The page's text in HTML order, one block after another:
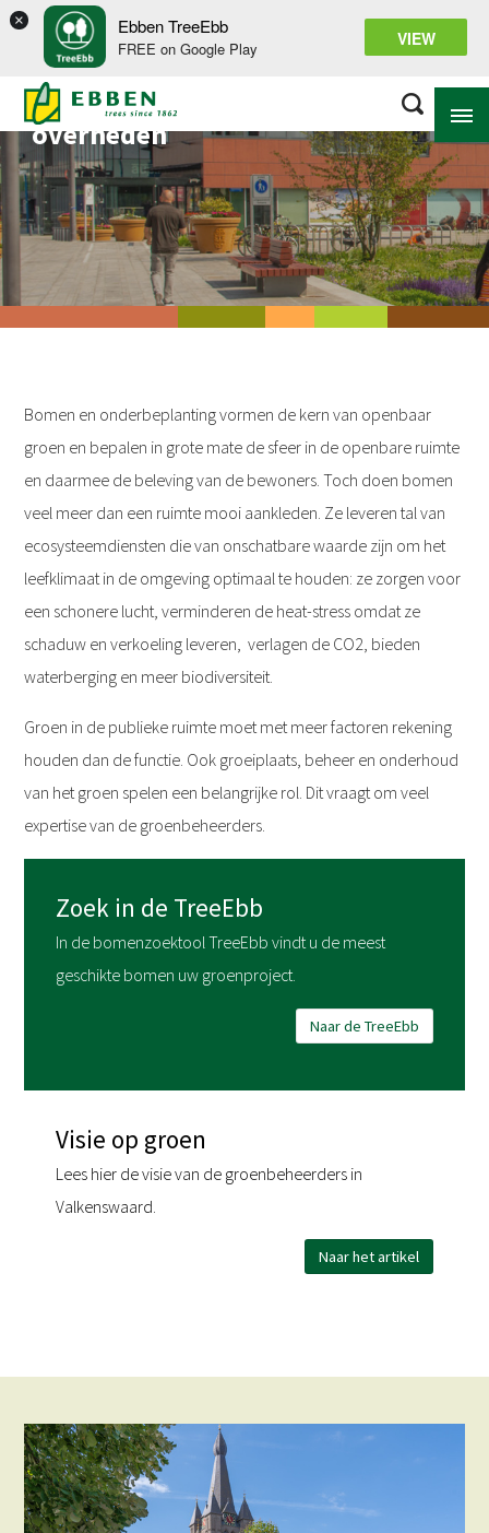
× Ebben TreeEbb
FREE on Google Play VIEW
OVER EBBEN
OPLOSSINGEN
ASSORTIMENT
Oplossingen voor
overheden
Bomen en onderbeplanting vormen de kern van openbaar
groen en bepalen in grote mate de sfeer in de openbare ruimte
en daarmee de beleving van de bewoners. Toch doen bomen
veel meer dan een ruimte mooi aankleden. Ze leveren tal van
ecosysteemdiensten die van onschatbare waarde zijn om het
leefklimaat in de omgeving optimaal te houden: ze zorgen voor
een schonere lucht, verminderen de heat-stress omdat ze
schaduw en verkoeling leveren, verlagen de CO2, bieden
waterberging en meer biodiversiteit.
Groen in de publieke ruimte moet met meer factoren rekening
houden dan de functie. Ook groeiplaats, beheer en onderhoud
van het groen spelen een belangrijke rol. Dit vraagt om veel
expertise van de groenbeheerders.
Zoek in de TreeEbb
In de bomenzoektool TreeEbb vindt u de meest
geschikte bomen uw groenproject.
Naar de TreeEbb
Visie op groen
Lees hier de visie van de groenbeheerders in
Valkenswaard.
Naar het artikel